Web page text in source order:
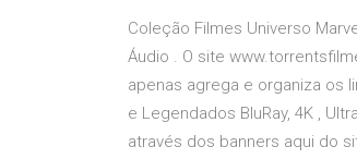
Coleção Filmes Universo
Áudio . O site
apenas agrega e organiza os
e Legendados BluRay, 4K ,
através dos banners aqui do